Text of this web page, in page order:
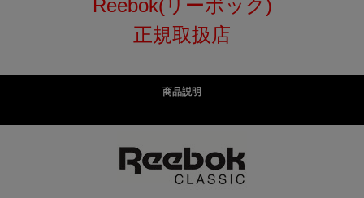
Reebok(リーボック)
正規取扱店
商品説明